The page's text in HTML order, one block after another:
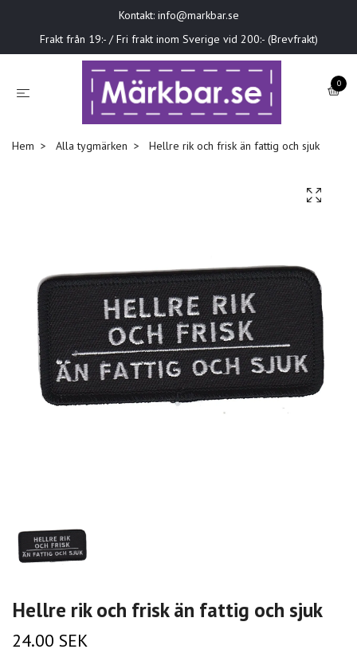
Kontakt: info@markbar.se
Frakt från 19:- / Fri frakt inom Sverige vid 200:- (Brevfrakt)
0
Hem Alla tygmärken Hellre rik och frisk än fattig och sjuk
Hellre rik och frisk än fattig och sjuk
24.00 SEK